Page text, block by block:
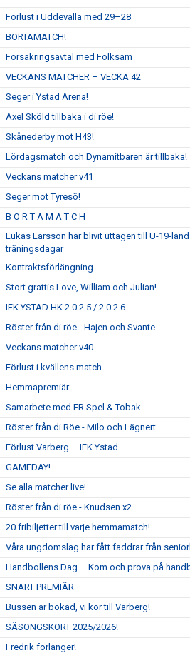
Förlust i Uddevalla med 29–28
BORTAMATCH!
Försäkringsavtal med Folksam
VECKANS MATCHER – VECKA 42
Seger i Ystad Arena!
Axel Sköld tillbaka i di röe!
Skånederby mot H43!
Lördagsmatch och Dynamitbaren är tillbaka!
Veckans matcher v41
Seger mot Tyresö!
B O R T A M A T C H
Lukas Larsson har blivit uttagen till U-19-
träningsdagar
Kontraktsförlängning
Stort grattis Love, William och Julian!
IFK YSTAD HK 2 0 2 5 / 2 0 2 6
Röster från di röe - Hajen och Svante
Veckans matcher v40
Förlust i kvällens match
Hemmapremiär
Samarbete med FR Spel & Tobak
Röster från di Röe - Milo och Lägnert
Förlust Varberg – IFK Ystad
GAMEDAY!
Se alla matcher live!
Röster från di röe - Knudsen x2
20 fribiljetter till varje hemmamatch!
Våra ungdomslag har fått faddrar från
Handbollens Dag – Kom och prova på
SNART PREMIÄR
Bussen är bokad, vi kör till Varberg!
SÄSONGSKORT 2025/2026!
Fredrik förlänger!